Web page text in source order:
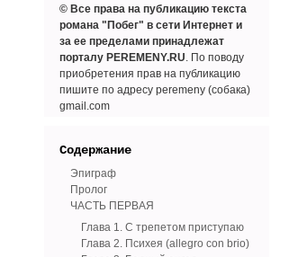
© Все права на публикацию текста
романа "Побег" в сети Интернет и
за ее пределами принадлежат
порталу PEREMENY.RU. По поводу
приобретения прав на публикацию
пишите по адресу peremeny (собака)
gmail.com
Содержание
Эпиграф
Пролог
ЧАСТЬ ПЕРВАЯ
Глава 1. С трепетом приступаю
Глава 2. Психея (allegro con brio)